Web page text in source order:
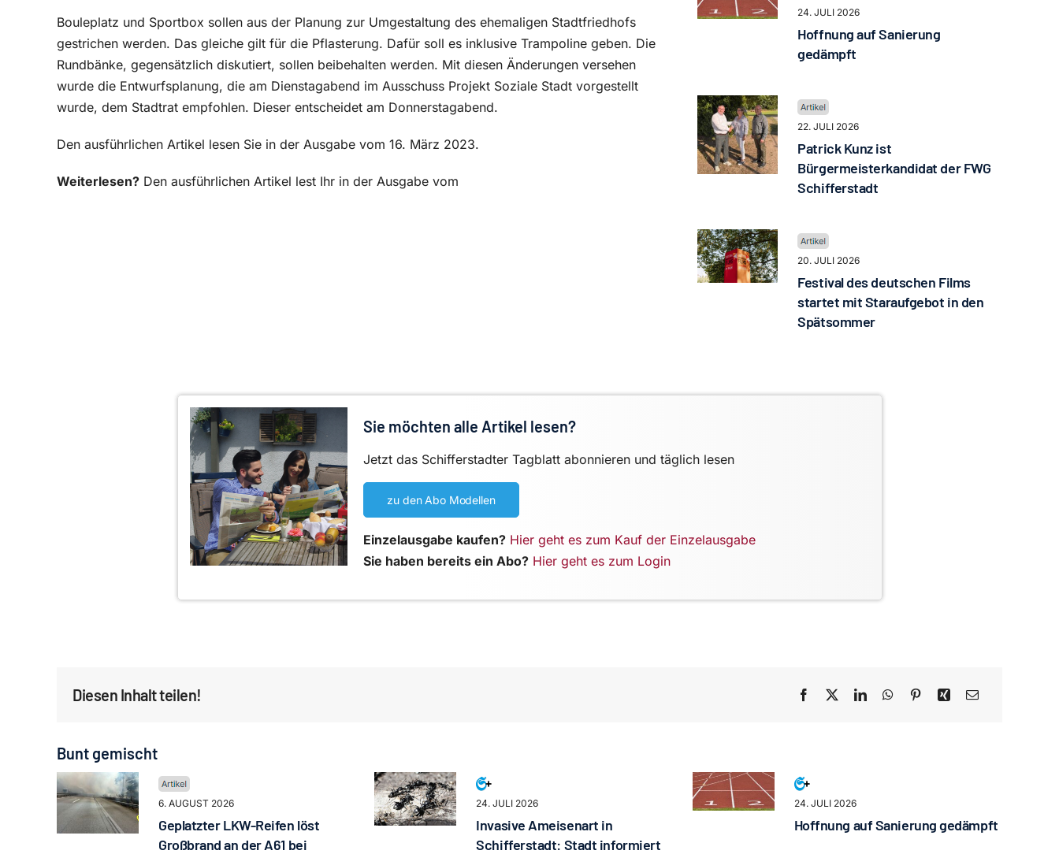
Bouleplatz und Sportbox sollen aus der Planung zur Umgestaltung des ehemaligen Stadtfriedhofs
gestrichen werden. Das gleiche gilt für die Pflasterung. Dafür soll es inklusive Trampoline geben. Die
Rundbänke, gegensätzlich diskutiert, sollen beibehalten werden. Mit diesen Änderungen versehen
wurde die Entwurfsplanung, die am Dienstagabend im Ausschuss Projekt Soziale Stadt vorgestellt
wurde, dem Stadtrat empfohlen. Dieser entscheidet am Donnerstagabend.
Den ausführlichen Artikel lesen Sie in der Ausgabe vom 16. März 2023.
Weiterlesen? Den ausführlichen Artikel lest Ihr in der Ausgabe vom
24. JULI 2026
Hoffnung auf Sanierung
gedämpft
22. JULI 2026
Patrick Kunz ist
Bürgermeisterkandidat der FWG
Schifferstadt
20. JULI 2026
Festival des deutschen Films
startet mit Staraufgebot in den
Spätsommer
Sie möchten alle Artikel lesen?
Jetzt das Schifferstadter Tagblatt abonnieren und täglich lesen
zu den Abo Modellen
Einzelausgabe kaufen? Hier geht es zum Kauf der Einzelausgabe
Sie haben bereits ein Abo? Hier geht es zum Login
Diesen Inhalt teilen!
Bunt gemischt
6. AUGUST 2026
Geplatzter LKW-Reifen löst
Großbrand an der A61 bei
24. JULI 2026
Invasive Ameisenart in
Schifferstadt: Stadt informiert
24. JULI 2026
Hoffnung auf Sanierung gedämpft